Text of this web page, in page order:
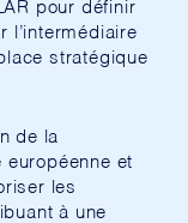
pour définir
l’intermédiaire
stratégique
de la
et
les
à une